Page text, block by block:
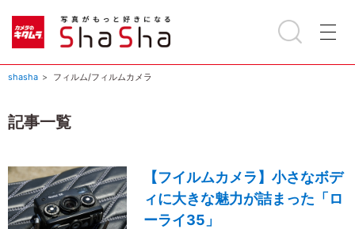
shasha フィルム/フィルムカメラ
記事一覧
【フイルムカメラ】小さなボデ
ィに大きな魅力が詰まった「ロ
ーライ35」